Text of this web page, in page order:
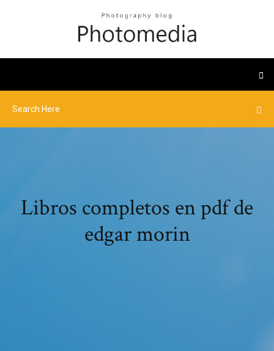
Libros completos en pdf de
edgar morin